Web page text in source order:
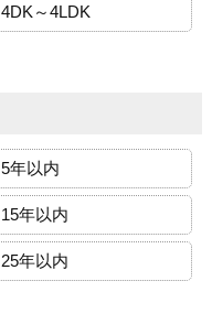
4DK～4LDK
5年以内
15年以内
25年以内